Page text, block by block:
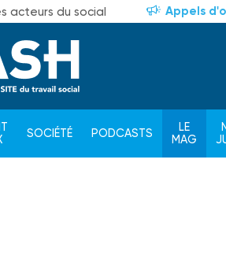
acteurs du social Appels
SOCIÉTÉ PODCASTS
LE
MAG